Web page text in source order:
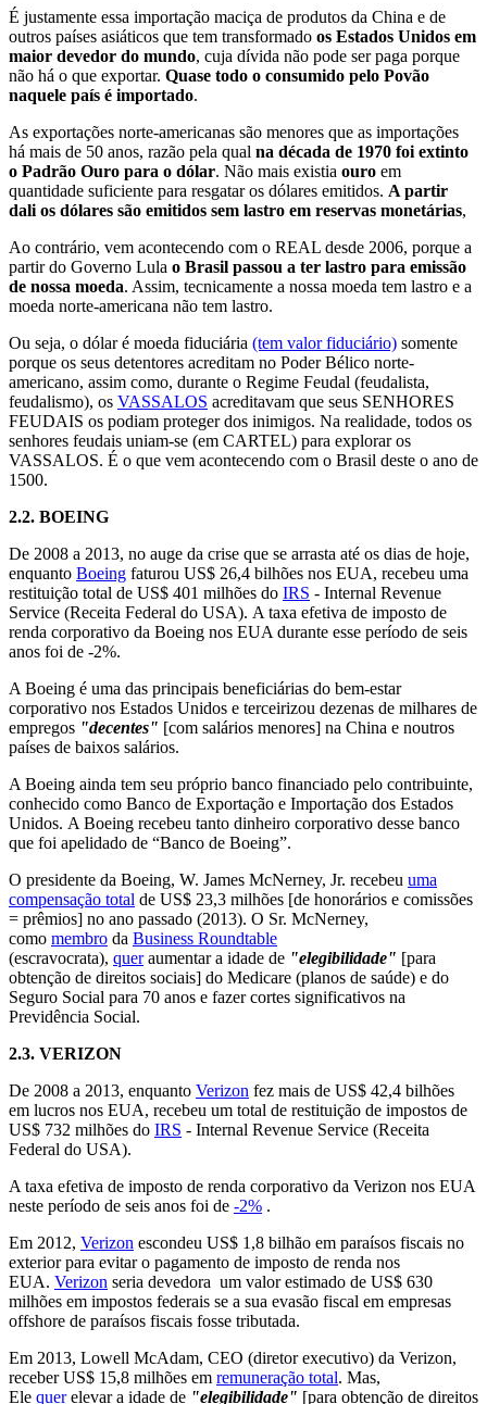
É justamente essa importação maciça de produtos da China e de
outros países asiáticos que tem transformado os Estados Unidos em
maior devedor do mundo, cuja dívida não pode ser paga porque
não há o que exportar. Quase todo o consumido pelo Povão
naquele país é importado.
As exportações norte-americanas são menores que as importações
há mais de 50 anos, razão pela qual na década de 1970 foi extinto
o Padrão Ouro para o dólar. Não mais existia ouro em
quantidade suficiente para resgatar os dólares emitidos. A partir
dali os dólares são emitidos sem lastro em reservas monetárias,
Ao contrário, vem acontecendo com o REAL desde 2006, porque a
partir do Governo Lula o Brasil passou a ter lastro para emissão
de nossa moeda. Assim, tecnicamente a nossa moeda tem lastro e a
moeda norte-americana não tem lastro.
Ou seja, o dólar é moeda fiduciária (tem valor fiduciário) somente
porque os seus detentores acreditam no Poder Bélico norte-
americano, assim como, durante o Regime Feudal (feudalista,
feudalismo), os VASSALOS acreditavam que seus SENHORES
FEUDAIS os podiam proteger dos inimigos. Na realidade, todos os
senhores feudais uniam-se (em CARTEL) para explorar os
VASSALOS. É o que vem acontecendo com o Brasil deste o ano de
1500.
2.2. BOEING
De 2008 a 2013, no auge da crise que se arrasta até os dias de hoje,
enquanto Boeing faturou US$ 26,4 bilhões nos EUA, recebeu uma
restituição total de US$ 401 milhões do IRS - Internal Revenue
Service (Receita Federal do USA). A taxa efetiva de imposto de
renda corporativo da Boeing nos EUA durante esse período de seis
anos foi de -2%.
A Boeing é uma das principais beneficiárias do bem-estar
corporativo nos Estados Unidos e terceirizou dezenas de milhares de
empregos "decentes" [com salários menores] na China e noutros
países de baixos salários.
A Boeing ainda tem seu próprio banco financiado pelo contribuinte,
conhecido como Banco de Exportação e Importação dos Estados
Unidos. A Boeing recebeu tanto dinheiro corporativo desse banco
que foi apelidado de “Banco de Boeing”.
O presidente da Boeing, W. James McNerney, Jr. recebeu uma
compensação total de US$ 23,3 milhões [de honorários e comissões
= prêmios] no ano passado (2013). O Sr. McNerney,
como membro da Business Roundtable
(escravocrata), queraumentar a idade de "elegibilidade" [para
obtenção de direitos sociais] do Medicare (planos de saúde) e do
Seguro Social para 70 anos e fazer cortes significativos na
Previdência Social.
2.3. VERIZON
De 2008 a 2013, enquanto Verizon fez mais de US$ 42,4 bilhões
em lucros nos EUA, recebeu um total de restituição de impostos de
US$ 732 milhões do IRS - Internal Revenue Service (Receita
Federal do USA).
A taxa efetiva de imposto de renda corporativo da Verizon nos EUA
neste período de seis anos foi de -2% .
Em 2012, Verizon escondeu US$ 1,8 bilhão em paraísos fiscais no
exterior para evitar o pagamento de imposto de renda nos
EUA. Verizon seria devedora um valor estimado de US$ 630
milhões em impostos federais se a sua evasão fiscal em empresas
offshore de paraísos fiscais fosse tributada.
Em 2013, Lowell McAdam, CEO (diretor executivo) da Verizon,
receber US$ 15,8 milhões em remuneração total. Mas,
Ele querelevar a idade de "elegibilidade" [para obtenção de direitos